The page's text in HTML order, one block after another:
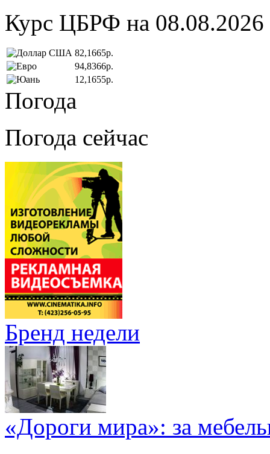
Курс ЦБРФ на 08.08.2026
82,1665р.
94,8366р.
12,1655р.
Погода
Погода сейчас
Бренд недели
«Дороги мира»: за